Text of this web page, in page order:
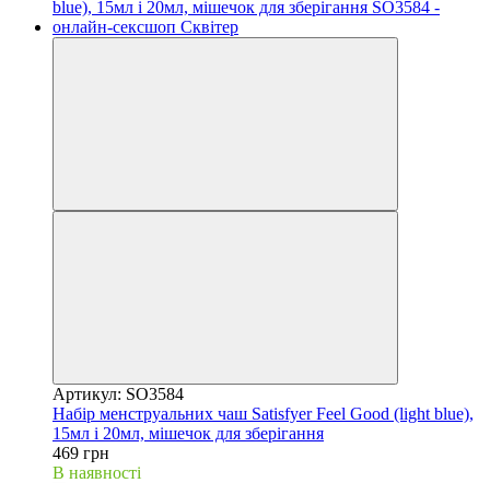
Артикул: SO3584
Набір менструальних чаш Satisfyer Feel Good (light blue),
15мл і 20мл, мішечок для зберігання
469 грн
В наявності